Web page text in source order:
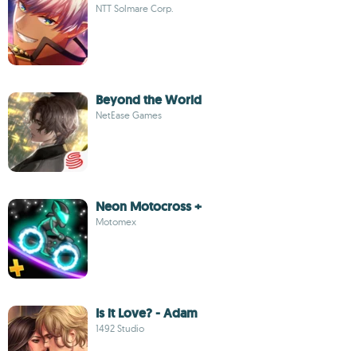
NTT Solmare Corp.
Beyond the World
NetEase Games
Neon Motocross +
Motomex
Is it Love? - Adam
1492 Studio